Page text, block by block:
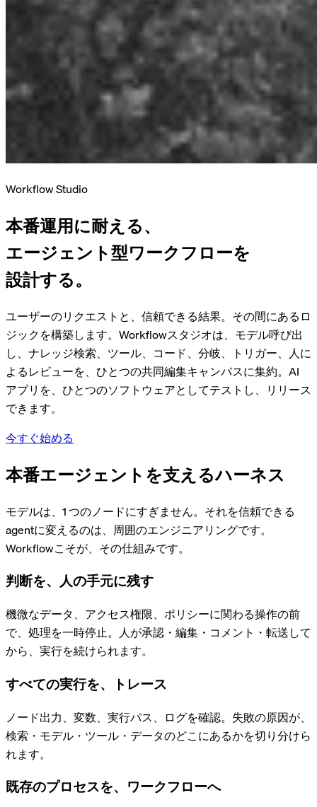
Workflow Studio
本番運用に耐える、
エージェント型ワークフローを
設計する。
ユーザーのリクエストと、信頼できる結果。その間にあるロ
ジックを構築します。Workflowスタジオは、モデル呼び出
し、ナレッジ検索、ツール、コード、分岐、トリガー、人に
よるレビューを、ひとつの共同編集キャンバスに集約。AI
アプリを、ひとつのソフトウェアとしてテストし、リリース
できます。
今すぐ始める
本番エージェントを支えるハーネス
モデルは、1 つのノードにすぎません。それを信頼できる
agentに変えるのは、周囲のエンジニアリングです。
Workflowこそが、その仕組みです。
判断を、人の手元に残す
機微なデータ、アクセス権限、ポリシーに関わる操作の前
で、処理を一時停止。人が承認・編集・コメント・転送して
から、実行を続けられます。
すべての実行を、 トレース
ノード出力、変数、実行パス、ログを確認。失敗の原因が、
検索・モデル・ツール・データのどこにあるかを切り分けら
れます。
既存のプロセスを、 ワークフローへ